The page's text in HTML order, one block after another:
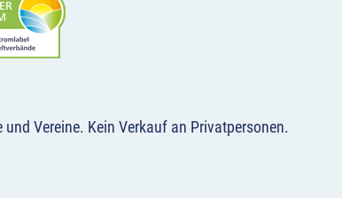
und Vereine. Kein Verkauf an Privatpersonen.